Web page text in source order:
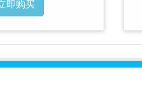
即购买